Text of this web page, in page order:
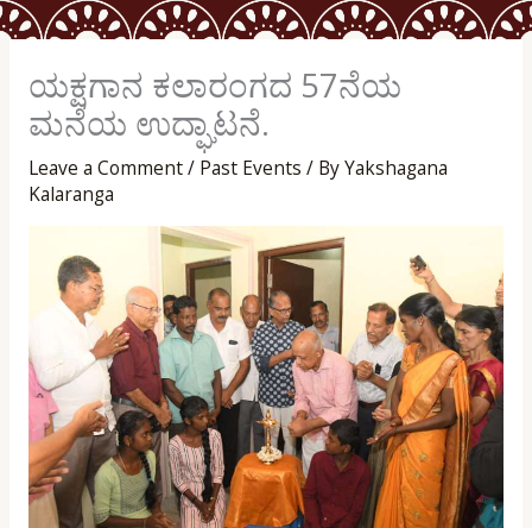
ಯಕ್ಷಗಾನ ಕಲಾರಂಗದ 57ನೆಯ
ಮನೆಯ ಉದ್ಘಾಟನೆ.
Leave a Comment/ Past Events / ByYakshagana
Kalaranga